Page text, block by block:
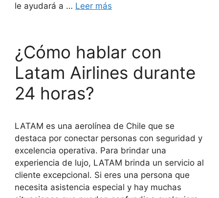
le ayudará a … Leer más
¿Cómo hablar con
Latam Airlines durante
24 horas?
LATAM es una aerolínea de Chile que se
destaca por conectar personas con seguridad y
excelencia operativa. Para brindar una
experiencia de lujo, LATAM brinda un servicio al
cliente excepcional. Si eres una persona que
necesita asistencia especial y hay muchas